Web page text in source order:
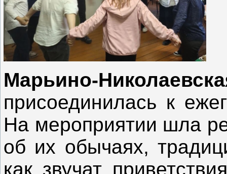
Марьино-
присоединилась к
На мероприятии шла
об их обычаях,
как звучат